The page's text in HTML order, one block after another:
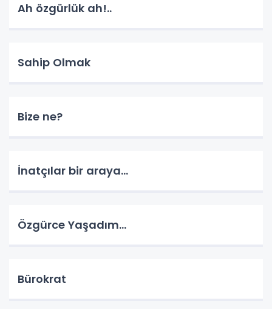
Ah özgürlük ah!..
Sahip Olmak
Bize ne?
İnatçılar bir araya…
Özgürce Yaşadım…
Bürokrat